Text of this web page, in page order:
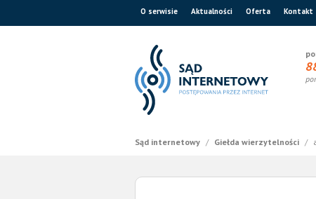
O serwisie Aktualności Oferta Kontakt
Sąd internetowy / Giełda wierzytelności /